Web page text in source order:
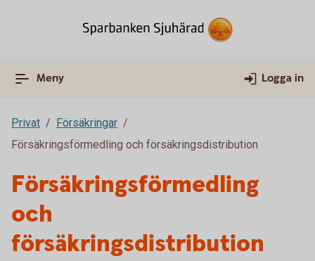
Meny Logga in
Privat
Försäkringar
Försäkringsförmedling och försäkringsdistribution
Försäkringsförmedling
och
försäkringsdistribution